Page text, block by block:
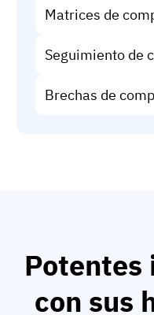
Matrices de
Seguimiento de
Brechas de
Potentes
con sus